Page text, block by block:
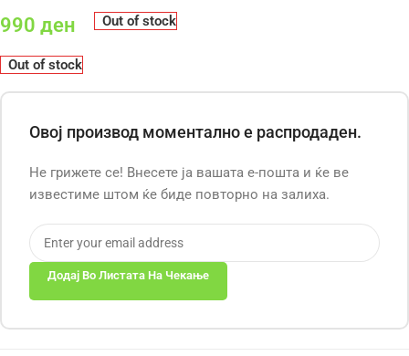
990 ден Out of stock
Out of stock
Овој производ моментално е распродаден.
Не грижете се! Внесете ја вашата е-пошта и ќе ве
известиме штом ќе биде повторно на залиха.
Додај Во Листата На Чекање